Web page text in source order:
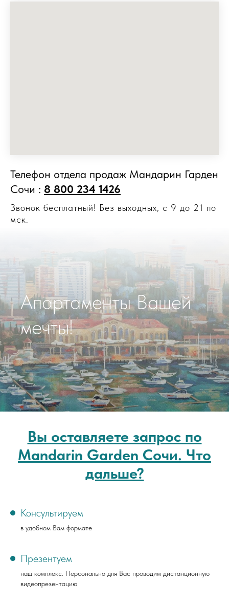
Телефон отдела продаж Мандарин Гарден
Сочи : 8 800 234 1426
Звонок бесплатный! Без выходных, с 9 до 21 по
мск.
Апартаменты Вашей
мечты!
Вы оставляете запрос по
Mandarin Garden Сочи. Что
дальше?
Консультируем
в удобном Вам формате
Презентуем
наш комплекс. Персонально для Вас проводим дистанционную
видеопрезентацию